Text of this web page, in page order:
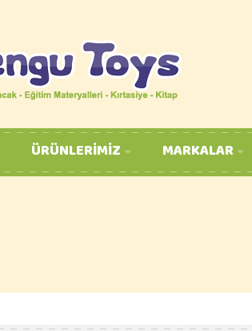
ÜRÜNLERIMIZ MARKALAR